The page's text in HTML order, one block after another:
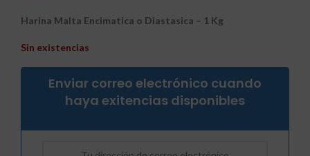
Harina Malta Encimatica o Diastasica – 1 Kg
Sin existencias
Enviar correo electrónico cuando
haya exitencias disponibles